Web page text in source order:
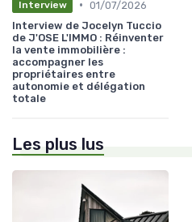
Interview • 01/07/2026
Interview de Jocelyn Tuccio
de J'OSE L'IMMO : Réinventer
la vente immobilière :
accompagner les
propriétaires entre
autonomie et délégation
totale
Les plus lus